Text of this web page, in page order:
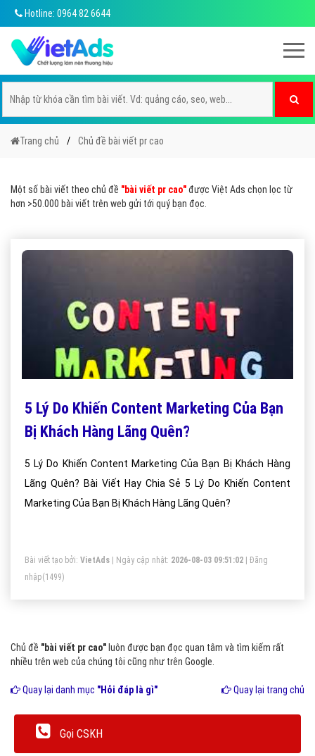
Hotline: 0964 82 6644
Trang chủ Chủ đề bài viết pr cao
Một số bài viết theo chủ đề "bài viết pr cao"được Việt Ads chọn lọc từ
hơn >50.000 bài viết trên web gửi tới quý bạn đọc.
5 Lý Do Khiến Content Marketing Của Bạn
Bị Khách Hàng Lãng Quên?
5 Lý Do Khiến Content Marketing Của Bạn Bị Khách Hàng
Lãng Quên? Bài Viết Hay Chia Sẻ 5 Lý Do Khiến Content
Marketing Của Bạn Bị Khách Hàng Lãng Quên?
Bài viết tạo bởi: VietAds | Ngày cập nhật: 2026-08-03 09:51:02
Đăng
nhập(1499)
Chủ đề "bài viết pr cao" luôn được bạn đọc quan tâm và tìm kiếm rất
nhiều trên web của chúng tôi cũng như trên Google.
Quay lại danh mục "Hỏi đáp là gì" Quay lại trang chủ
Gọi CSKH